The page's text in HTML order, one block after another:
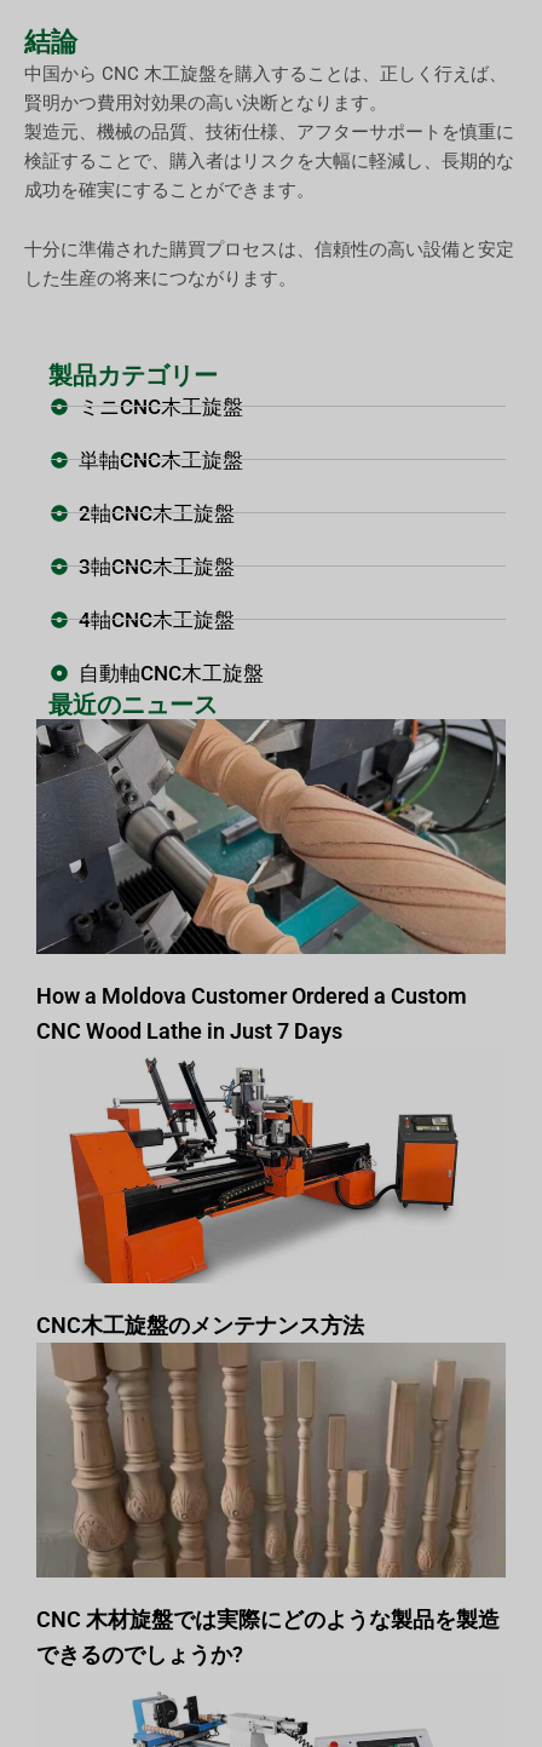
結論
中国から CNC 木工旋盤を購入することは、正しく行えば、
賢明かつ費用対効果の高い決断となります。
製造元、機械の品質、技術仕様、アフターサポートを慎重に
検証することで、購入者はリスクを大幅に軽減し、長期的な
成功を確実にすることができます。
十分に準備された購買プロセスは、信頼性の高い設備と安定
した生産の将来につながります。
製品カテゴリー
ミニCNC木工旋盤
単軸CNC木工旋盤
2軸CNC木工旋盤
3軸CNC木工旋盤
4軸CNC木工旋盤
自動軸CNC木工旋盤
最近のニュース
How a Moldova Customer Ordered a Custom
CNC Wood Lathe in Just 7 Days
CNC木工旋盤のメンテナンス方法
CNC 木材旋盤では実際にどのような製品を製造
できるのでしょうか?